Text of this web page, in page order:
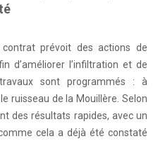
prévoit des actions de
d’améliorer l’infiltration et de
sont programmés : à
ruisseau de la Mouillère. Selon
des résultats rapides, avec un
cela a déjà été constaté